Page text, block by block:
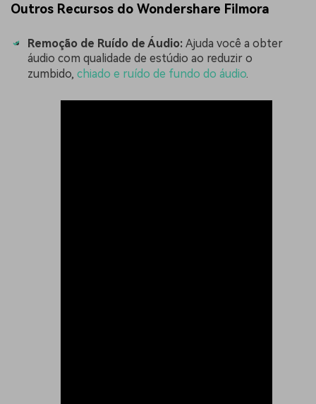
Outros Recursos do Wondershare Filmora
Remoção de Ruído de Áudio: Ajuda você a obter
áudio com qualidade de estúdio ao reduzir o
zumbido, chiado e ruído de fundo do áudio.